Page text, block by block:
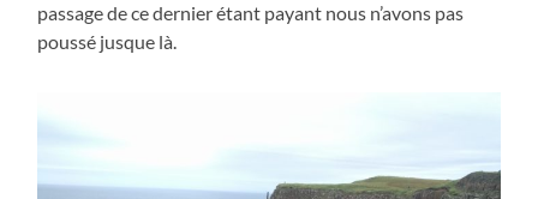
passage de ce dernier étant payant nous n’avons pas
poussé jusque là.